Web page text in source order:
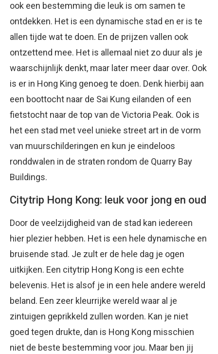
ook een bestemming die leuk is om samen te
ontdekken. Het is een dynamische stad en er is te
allen tijde wat te doen. En de prijzen vallen ook
ontzettend mee. Het is allemaal niet zo duur als je
waarschijnlijk denkt, maar later meer daar over. Ook
is er in Hong King genoeg te doen. Denk hierbij aan
een boottocht naar de Sai Kung eilanden of een
fietstocht naar de top van de Victoria Peak. Ook is
het een stad met veel unieke street art in de vorm
van muurschilderingen en kun je eindeloos
ronddwalen in de straten rondom de Quarry Bay
Buildings.
Citytrip Hong Kong: leuk voor jong en oud
Door de veelzijdigheid van de stad kan iedereen
hier plezier hebben. Het is een hele dynamische en
bruisende stad. Je zult er de hele dag je ogen
uitkijken. Een citytrip Hong Kong is een echte
belevenis. Het is alsof je in een hele andere wereld
beland. Een zeer kleurrijke wereld waar al je
zintuigen geprikkeld zullen worden. Kan je niet
goed tegen drukte, dan is Hong Kong misschien
niet de beste bestemming voor jou. Maar ben jij